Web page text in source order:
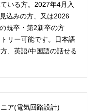
いる方。2027年4月入
込みの方、又は2026
既卒・第2新卒の方
トリー可能です。日本語
、英語/中国語の話せる
ア(電気回路設計)